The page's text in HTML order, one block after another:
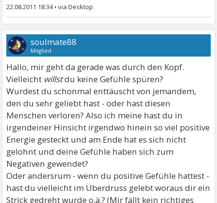
22.08.2011 18:34•
soulmate88
Mitglied
Hallo, mir geht da gerade was durch den Kopf.
Vielleicht willstdu keine Gefühle spüren?
Wurdest du schonmal enttäuscht von jemandem,
den du sehr geliebt hast - oder hast diesen
Menschen verloren? Also ich meine hast du in
irgendeiner Hinsicht irgendwo hinein so viel positive
Energie gesteckt und am Ende hat es sich nicht
gelohnt und deine Gefühle haben sich zum
Negativen gewendet?
Oder andersrum - wenn du positive Gefühle hattest -
hast du vielleicht im Überdruss gelebt woraus dir ein
Strick gedreht wurde o.ä.? (Mir fällt kein richtiges